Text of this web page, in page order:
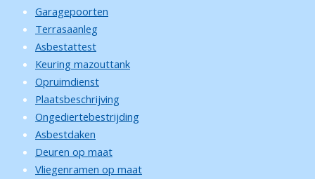
Garagepoorten
Terrasaanleg
Asbestattest
Keuring mazouttank
Opruimdienst
Plaatsbeschrijving
Ongediertebestrijding
Asbestdaken
Deuren op maat
Vliegenramen op maat